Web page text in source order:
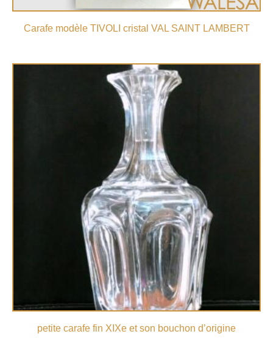
Carafe modèle TIVOLI cristal VAL SAINT LAMBERT
petite carafe fin XIXe et son bouchon d’origine